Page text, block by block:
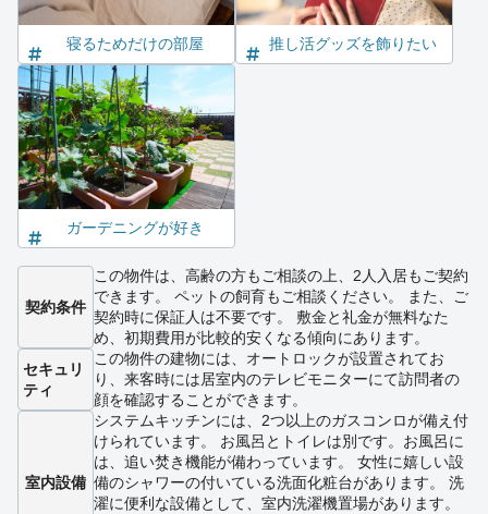
寝るためだけの部屋 推し活グッズを飾りたい
ガーデニングが好き
契約条件
この物件は、高齢の方もご相談の上、2人入居もご契約
できます。 ペットの飼育もご相談ください。 また、ご
契約時に保証人は不要です。 敷金と礼金が無料なた
め、初期費用が比較的安くなる傾向にあります。
セキュリ
ティ
この物件の建物には、オートロックが設置されてお
り、来客時には居室内のテレビモニターにて訪問者の
顔を確認することができます。
室内設備
システムキッチンには、2つ以上のガスコンロが備え付
けられています。 お風呂とトイレは別です。お風呂に
は、追い焚き機能が備わっています。 女性に嬉しい設
備のシャワーの付いている洗面化粧台があります。 洗
濯に便利な設備として、室内洗濯機置場があります。